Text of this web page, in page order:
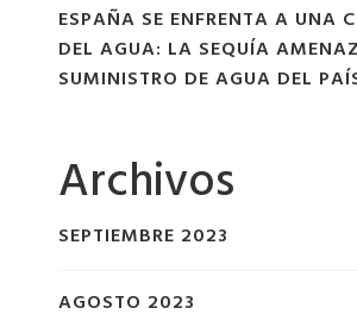
ESPAÑA SE ENFRENTA A UNA
DEL AGUA: LA SEQUÍA
SUMINISTRO DE AGUA DEL
Archivos
SEPTIEMBRE 2023
AGOSTO 2023